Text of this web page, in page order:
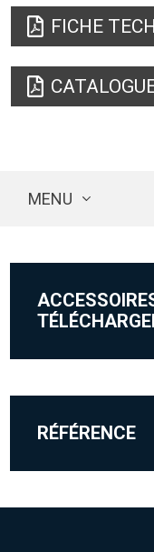
FICHE
MENU
RÉFÉRENCE